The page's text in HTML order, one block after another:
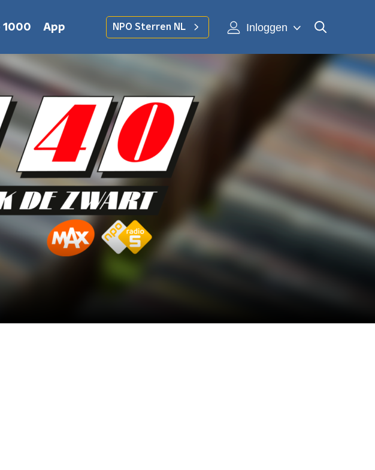
1000 App NPO Sterren NL Inloggen